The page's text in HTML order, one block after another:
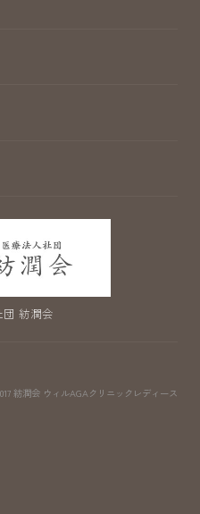
紡潤会
紡潤会 ウィルAGAクリニックレディース